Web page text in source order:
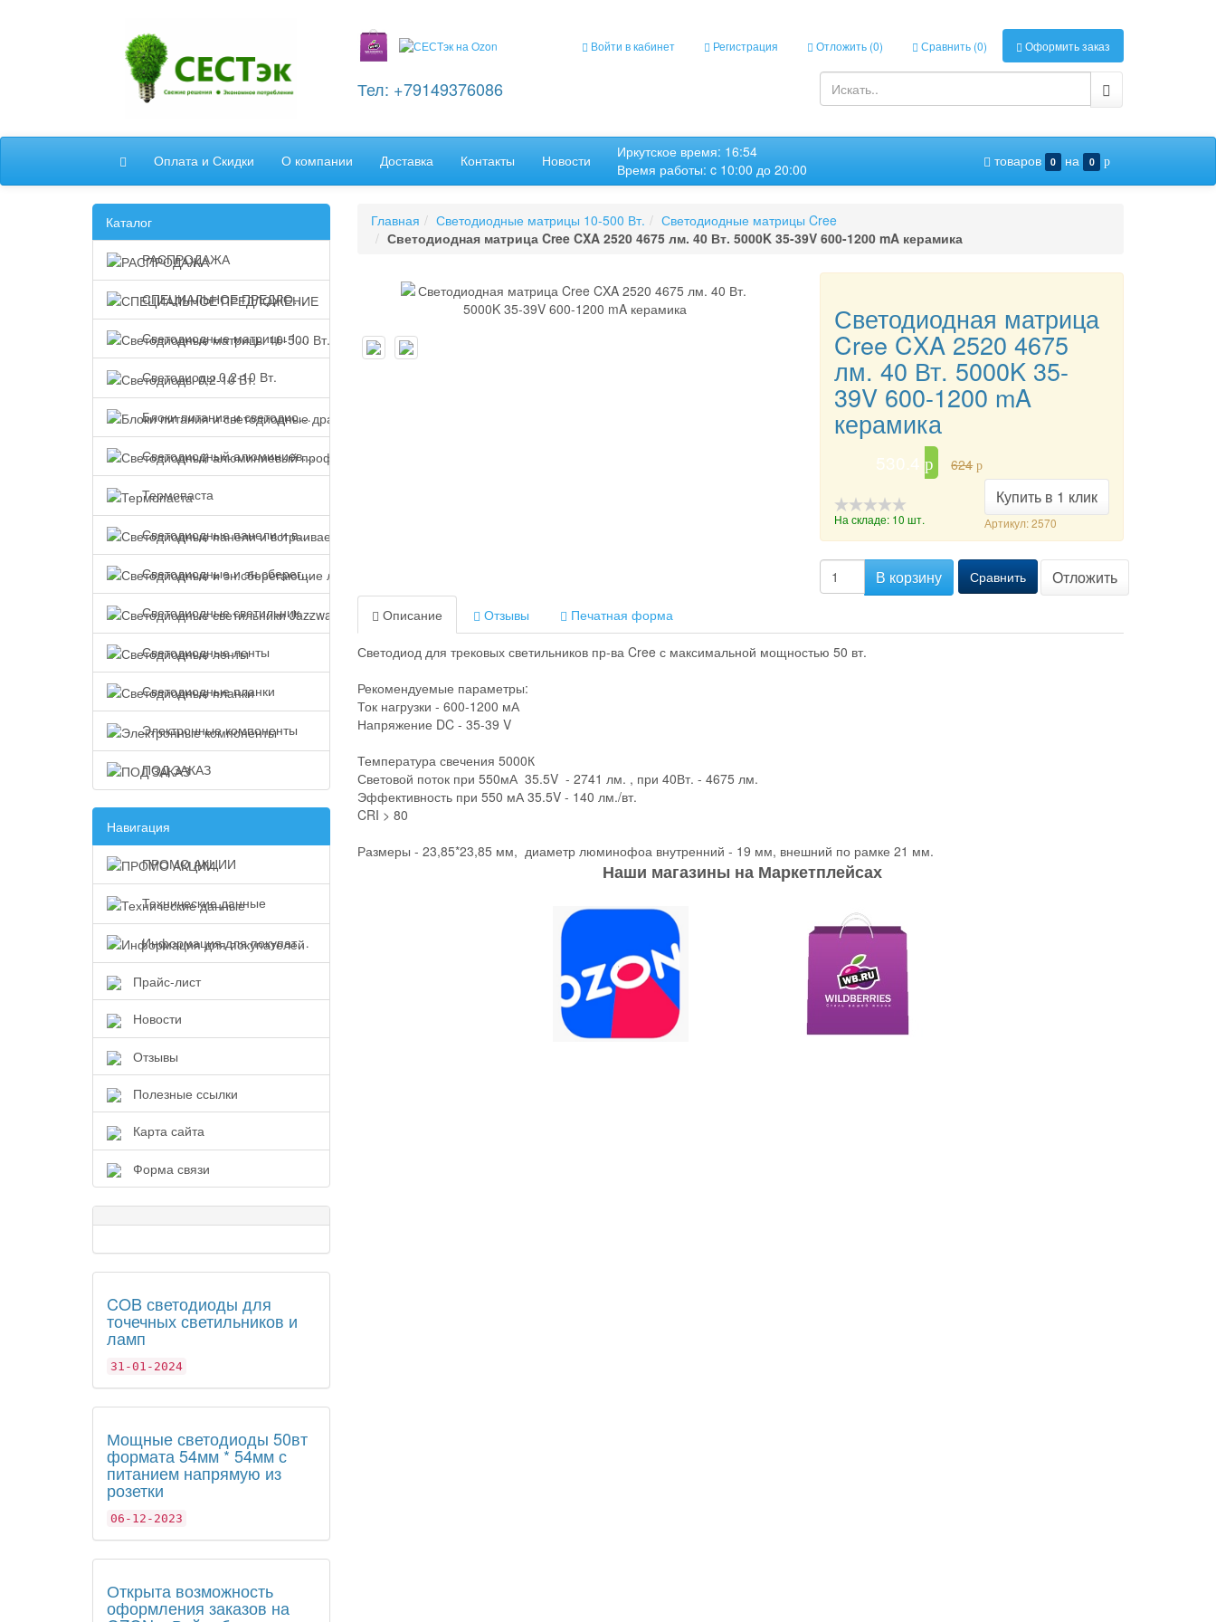
Войти в кабинет Регистрация Отложить (0) Сравнить (0) Оформить заказ
Тел: +79149376086
Оплата и Скидки О компании Доставка Контакты Новости товаров 0 на 0 p
Иркутское время: 16:54
Время работы: c 10:00 до 20:00
Каталог
РАСПРОДАЖА
СПЕЦИАЛЬНОЕ ПРЕДЛОЖЕНИЕ
Светодиодные матрицы 10-500 Вт.
Светодиоды 0,2-10 Вт.
Блоки питания и светодиодные драйверы
Светодиодный алюминиевый профиль
Термопаста
Светодиодные панели и встраиваемые светильники
Светодиодные и эн.сберегающие лампы
Светодиодные светильники Jazzway
Светодиодные ленты
Светодиодные планки
Электронные компоненты
ПОД ЗАКАЗ
Навигация
ПРОМО АКЦИИ
Технические данные
Информация для покупателей
Прайс-лист
Новости
Отзывы
Полезные ссылки
Карта сайта
Форма связи
COB светодиоды для
точечных светильников и
ламп
31-01-2024
Мощные светодиоды 50вт
формата 54мм * 54мм с
питанием напрямую из
розетки
06-12-2023
Открыта возможность
оформления заказов на
Главная Светодиодные матрицы 10-500 Вт.
Светодиодные матрицы Cree
Светодиодная матрица Cree CXA 2520 4675 лм. 40 Вт. 5000K 35-39V 600-1200 mA керамика
Светодиодная матрица
Cree CXA 2520 4675
лм. 40 Вт. 5000K 35-
39V 600-1200 mA
керамика
530.4 p 624 p
Купить в 1 клик
Артикул: 2570
На складе: 10 шт.
В корзину Сравнить Отложить
Описание Отзывы Печатная форма
Светодиод для трековых светильников пр-ва Cree с максимальной мощностью 50 вт.
Рекомендуемые параметры:
Ток нагрузки - 600-1200 мА
Напряжение DC - 35-39 V
Температура свечения 5000К
Световой поток при 550мА 35.5V - 2741 лм. , при 40Вт. - 4675 лм.
Эффективность при 550 мА 35.5V - 140 лм./вт.
CRI > 80
Размеры - 23,85*23,85 мм, диаметр люминофоа внутренний - 19 мм, внешний по рамке 21 мм.
Наши магазины на Маркетплейсах